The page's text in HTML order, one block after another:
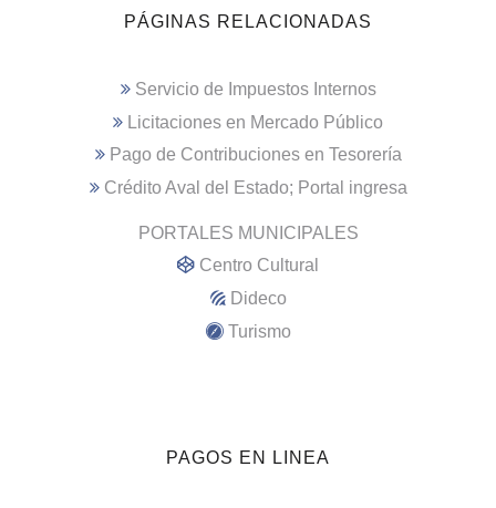
PÁGINAS RELACIONADAS
Servicio de Impuestos Internos
Licitaciones en Mercado Público
Pago de Contribuciones en Tesorería
Crédito Aval del Estado; Portal ingresa
PORTALES MUNICIPALES
Centro Cultural
Dideco
Turismo
PAGOS EN LINEA